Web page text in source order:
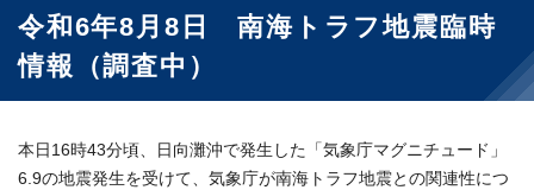
令和6年8月8日 南海トラフ地震臨時
情報（調査中）
本日16時43分頃、日向灘沖で発生した「気象庁マグニチュード」
6.9の地震発生を受けて、気象庁が南海トラフ地震との関連性につ